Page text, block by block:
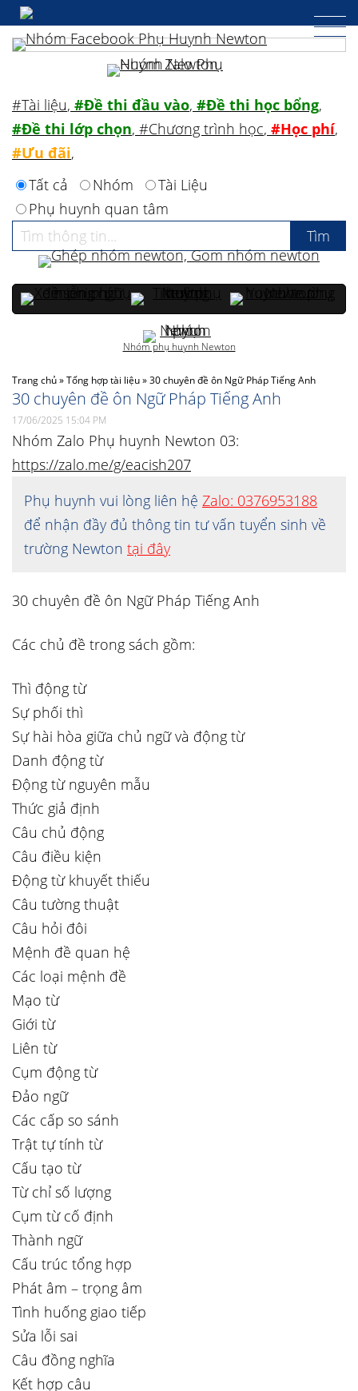
Trang chủ»Tổng hợp tài liệu»30 chuyên đề ôn Ngữ Pháp Tiếng Anh
30 chuyên đề ôn Ngữ Pháp Tiếng Anh
17/06/2025 15:04 PM
Nhóm Zalo Phụ huynh Newton 03:
https://zalo.me/g/eacish207
Phụ huynh vui lòng liên hệ Zalo: 0376953188
để nhận đầy đủ thông tin tư vấn tuyển sinh về
trường Newton tại đây
30 chuyên đề ôn Ngữ Pháp Tiếng Anh
Các chủ đề trong sách gồm:
Thì động từ
Sự phối thì
Sự hài hòa giữa chủ ngữ và động từ
Danh động từ
Động từ nguyên mẫu
Thức giả định
Câu chủ động
Câu điều kiện
Động từ khuyết thiếu
Câu tường thuật
Câu hỏi đôi
Mệnh đề quan hệ
Các loại mệnh đề
Mạo từ
Giới từ
Liên từ
Cụm động từ
Đảo ngữ
Các cấp so sánh
Trật tự tính từ
Cấu tạo từ
Từ chỉ số lượng
Cụm từ cố định
Thành ngữ
Cấu trúc tổng hợp
Phát âm – trọng âm
Tình huống giao tiếp
Sửa lỗi sai
Câu đồng nghĩa
Kết hợp câu
#Tài liệu, #Đề thi đầu vào, #Đề thi học bổng,
#Đề thi lớp chọn, #Chương trình học, #Học phí,
#Ưu đãi,
Tất cả
Nhóm
Tài Liệu
Phụ huynh quan tâm
Nhóm phụ huynh Newton